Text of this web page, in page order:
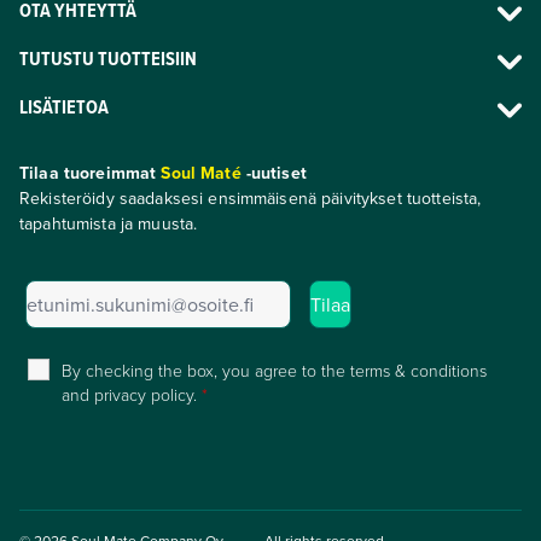
OTA YHTEYTTÄ
TUTUSTU TUOTTEISIIN
LISÄTIETOA
Tilaa tuoreimmatSoul Maté-uutiset
Rekisteröidy saadaksesi ensimmäisenä päivitykset tuotteista,
tapahtumista ja muusta.
By checking the box, you agree to the terms & conditions
and privacy policy. *